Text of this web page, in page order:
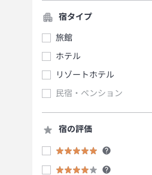
宿タイプ
旅館
ホテル
リゾートホテル
民宿・ペンション
宿の評価